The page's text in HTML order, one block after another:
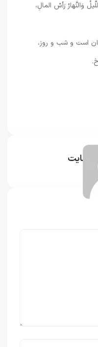
وَالنَّهارُ رَأسُ المالِ،
است و شب و روز،
سایت